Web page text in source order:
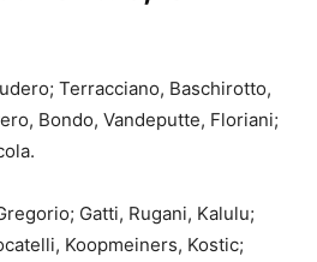
Terracciano, Baschirotto,
Bondo, Vandeputte, Floriani;
Gatti, Rugani, Kalulu;
Koopmeiners, Kostic;